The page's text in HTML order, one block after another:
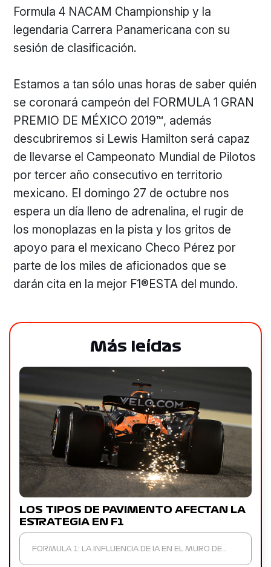
Formula 4 NACAM Championship y la
legendaria Carrera Panamericana con su
sesión de clasificación.
Estamos a tan sólo unas horas de saber quién
se coronará campeón del FORMULA 1 GRAN
PREMIO DE MÉXICO 2019™, además
descubriremos si Lewis Hamilton será capaz
de llevarse el Campeonato Mundial de Pilotos
por tercer año consecutivo en territorio
mexicano. El domingo 27 de octubre nos
espera un día lleno de adrenalina, el rugir de
los monoplazas en la pista y los gritos de
apoyo para el mexicano Checo Pérez por
parte de los miles de aficionados que se
darán cita en la mejor F1®ESTA del mundo.
Más leídas
LOS TIPOS DE PAVIMENTO AFECTAN LA
ESTRATEGIA EN F1
FORMULA 1: LA INFLUENCIA DE IA EN EL MURO DE…